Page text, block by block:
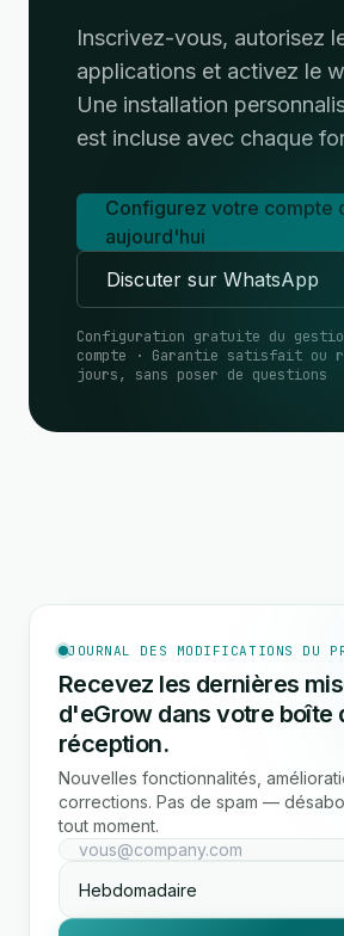
Inscrivez-vous, autorisez
applications et activez le
Une installation
est incluse avec chaque
Configurez votre compte
aujourd'hui
Discuter sur WhatsApp
Configuration gratuite du
compte · Garantie satisfait ou
jours, sans poser de questions
JOURNAL DES MODIFICATIONS DU
Recevez les dernières
d'eGrow dans votre boîte
réception.
Nouvelles fonctionnalités,
corrections. Pas de spam —
tout moment.